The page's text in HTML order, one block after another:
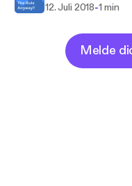
12. Juli 2018-1 min
Melde